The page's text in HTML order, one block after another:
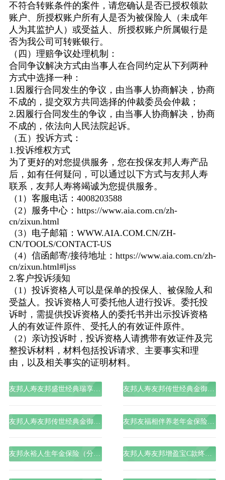
不符合转账条件的案件，请您确认是否已授权领款
账户、所授权账户所有人是否为被保险人（未成年
人为其监护人）或受益人、所授权账户所属银行是
否为我公司可转账银行。
（四）理赔争议处理机制：
合同争议解决方式由当事人在合同约定从下列两种
方式中选择一种：
1.因履行合同发生的争议，由当事人协商解决，协商
不成的，提交双方共同选择的仲裁委员会仲裁；
2.因履行合同发生的争议，由当事人协商解决，协商
不成的，依法向人民法院起诉。
（五）投诉方式：
1.投诉维权方式
为了更好的对您提供服务，您在投保友邦人寿产品
后，如有任何疑问，可以通过以下方式与友邦人寿
联系，友邦人寿将竭诚为您提供服务。
（1）客服电话：4008203588
（2）服务中心：https://www.aia.com.cn/zh-
cn/zixun.html
（3）电子邮箱：WWW.AIA.COM.CN/ZH-
CN/TOOLS/CONTACT-US
（4）信函邮寄/接待地址：https://www.aia.com.cn/zh-
cn/zixun.html#ljss
2.客户投诉须知
（1）投诉资格人可以是保单的投保人、被保险人和
受益人。投诉资格人可委托他人进行投诉。委托投
诉时，需提供投诉资格人的委托书并出示投诉资格
人的有效证件原件、受托人的有效证件原件。
（2）亲访投诉时，投诉资格人请携带有效证件及完
整投诉材料，材料包括投诉请求、主要事实和理
由，以及相关事实的证明材料。
友邦人寿友邦盛世经典瑞享版终身寿险（分红型） 友邦人寿友邦传世经典金御荣享版终身寿险（分红型）
友邦友福相伴养老年金保险（分红型）
友邦永裕人生年金保险（分红型）